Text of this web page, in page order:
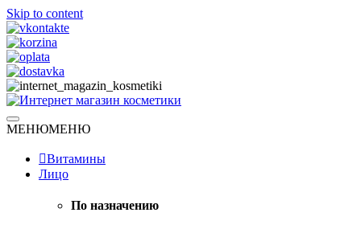
Skip to content
Интернет магазин косметики
Натуральная косметика
МЕНЮМЕНЮ
Витамины
Лицо
По назначению